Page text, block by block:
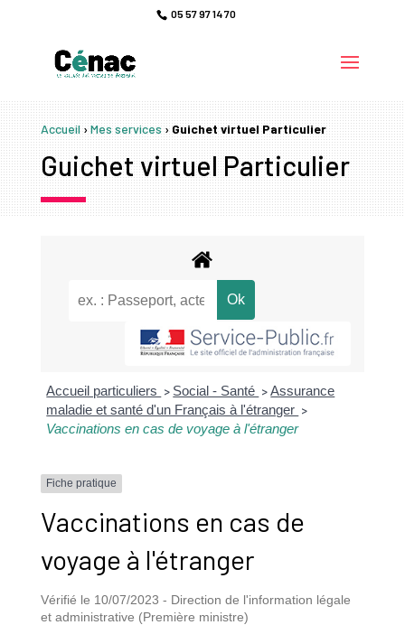
05 57 97 14 70
Accueil›Mes services›Guichet virtuel Particulier
Guichet virtuel Particulier
Accueil particuliers > Social - Santé > Assurance
maladie et santé d'un Français à l'étranger >
Vaccinations en cas de voyage à l'étranger
Fiche pratique
Vaccinations en cas de
voyage à l'étranger
Vérifié le 10/07/2023 - Direction de l'information légale
et administrative (Première ministre)